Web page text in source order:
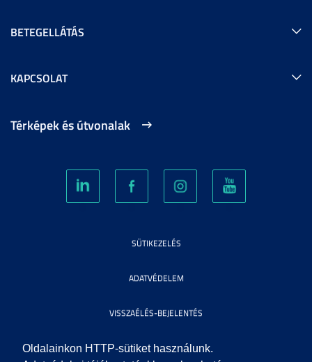
Oldalainkon HTTP-sütiket használunk.
BETEGELLÁTÁS
KAPCSOLAT
Térképek és útvonalak
SÜTIKEZELÉS
ADATVÉDELEM
VISSZAÉLÉS-BEJELENTÉS
KÖZÉRDEKŰ ADATOK